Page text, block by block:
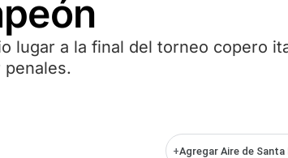
lugar a la final del torneo copero
+Agregar Aire de Santa